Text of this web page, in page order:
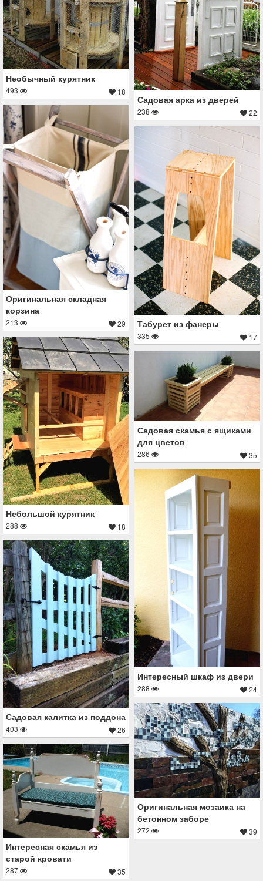
Необычный курятник
493 18
Садовая арка из дверей
238 22
Оригинальная складная
корзина
213 29 Табурет из фанеры
335 17
Небольшой курятник
288 18
Садовая скамья с ящиками
для цветов
286 35
Интересный шкаф из двери
288 24
Садовая калитка из поддона
403 26
Оригинальная мозаика на
бетонном заборе
272 39
Интересная скамья из
старой кровати
287 35